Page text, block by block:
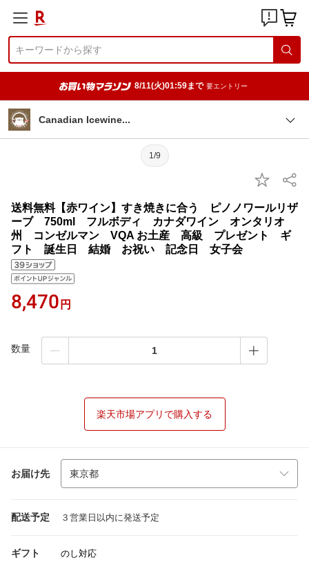
8/11(火)01:59まで 要エントリー
Canadian Icewine
1/9
送料無料【赤ワイン】すき焼きに合う ピノノワールリザ
ーブ 750ml フルボディ カナダワイン オンタリオ
州 コンゼルマン VQA お土産 高級 プレゼント ギ
フト 誕生日 結婚 お祝い 記念日 女子会
8,470 円
数量
楽天市場アプリで購入する
お届け先
配送予定 ３営業日以内に発送予定
ギフト のし対応